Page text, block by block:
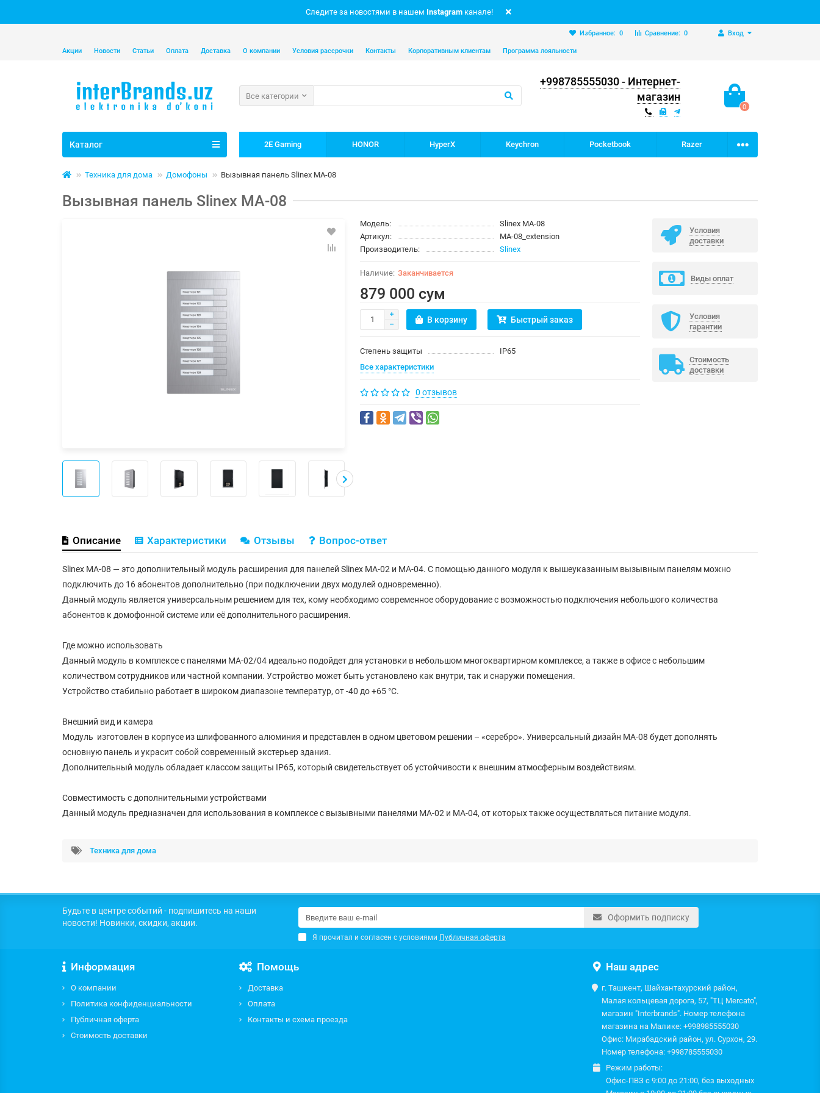
Следите за новостями в нашем Instagram канале!
Вход
Сравнение: 0
Избранное: 0
Акции Новости Статьи Оплата Доставка О компании Условия рассрочки Контакты Корпоративным клиентам Программа лояльности
+998785555030 - Интернет-
магазин
0
Все категории
Каталог 2E Gaming HONOR HyperX Keychron Pocketbook Razer
Техника для дома Домофоны Вызывная панель Slinex MA-08
Вызывная панель Slinex MA-08
Модель:
Slinex MA-08
Артикул:
MA-08_extension
Производитель:
Slinex
Заканчивается
879 000 сум
В корзину Быстрый заказ
Степень защиты
IP65
Все характеристики
0 отзывов
Условия
доставки
Виды оплат
Условия
гарантии
Стоимость
доставки
Описание Характеристики Отзывы Вопрос-ответ
Slinex MA-08 — это дополнительный модуль расширения для панелей Slinex MA-02 и MA-04. С помощью данного модуля к вышеуказанным вызывным панелям можно
подключить до 16 абонентов дополнительно (при подключении двух модулей одновременно).
Данный модуль является универсальным решением для тех, кому необходимо современное оборудование с возможностью подключения небольшого количества
абонентов к домофонной системе или её дополнительного расширения.
Где можно использовать
Данный модуль в комплексе с панелями MA-02/04 идеально подойдет для установки в небольшом многоквартирном комплексе, а также в офисе с небольшим
количеством сотрудников или частной компании. Устройство может быть установлено как внутри, так и снаружи помещения.
Устройство стабильно работает в широком диапазоне температур, от -40 до +65 °C.
Внешний вид и камера
Модуль изготовлен в корпусе из шлифованного алюминия и представлен в одном цветовом решении – «серебро». Универсальный дизайн MA-08 будет дополнять
основную панель и украсит собой современный экстерьер здания.
Дополнительный модуль обладает классом защиты IP65, который свидетельствует об устойчивости к внешним атмосферным воздействиям.
Совместимость с дополнительными устройствами
Данный модуль предназначен для использования в комплексе с вызывными панелями MA-02 и MA-04, от которых также осуществляться питание модуля.
Техника для дома
Будьте в центре событий - подпишитесь на наши
новости! Новинки, скидки, акции.
Оформить подписку
Я прочитал и согласен с условиями Публичная оферта
Информация
О компании
Политика конфиденциальности
Публичная оферта
Стоимость доставки
Помощь
Доставка
Оплата
Контакты и схема проезда
Наш адрес
г. Ташкент, Шайхантахурский район,
Малая кольцевая дорога, 57, "ТЦ Mercato",
магазин "Interbrands". Номер телефона
магазина на Малике: +998985555030
Офис: Мирабадский район, ул. Сурхон, 29.
Номер телефона: +998785555030
Режим работы:
Офис-ПВЗ с 9:00 до 21:00, без выходных